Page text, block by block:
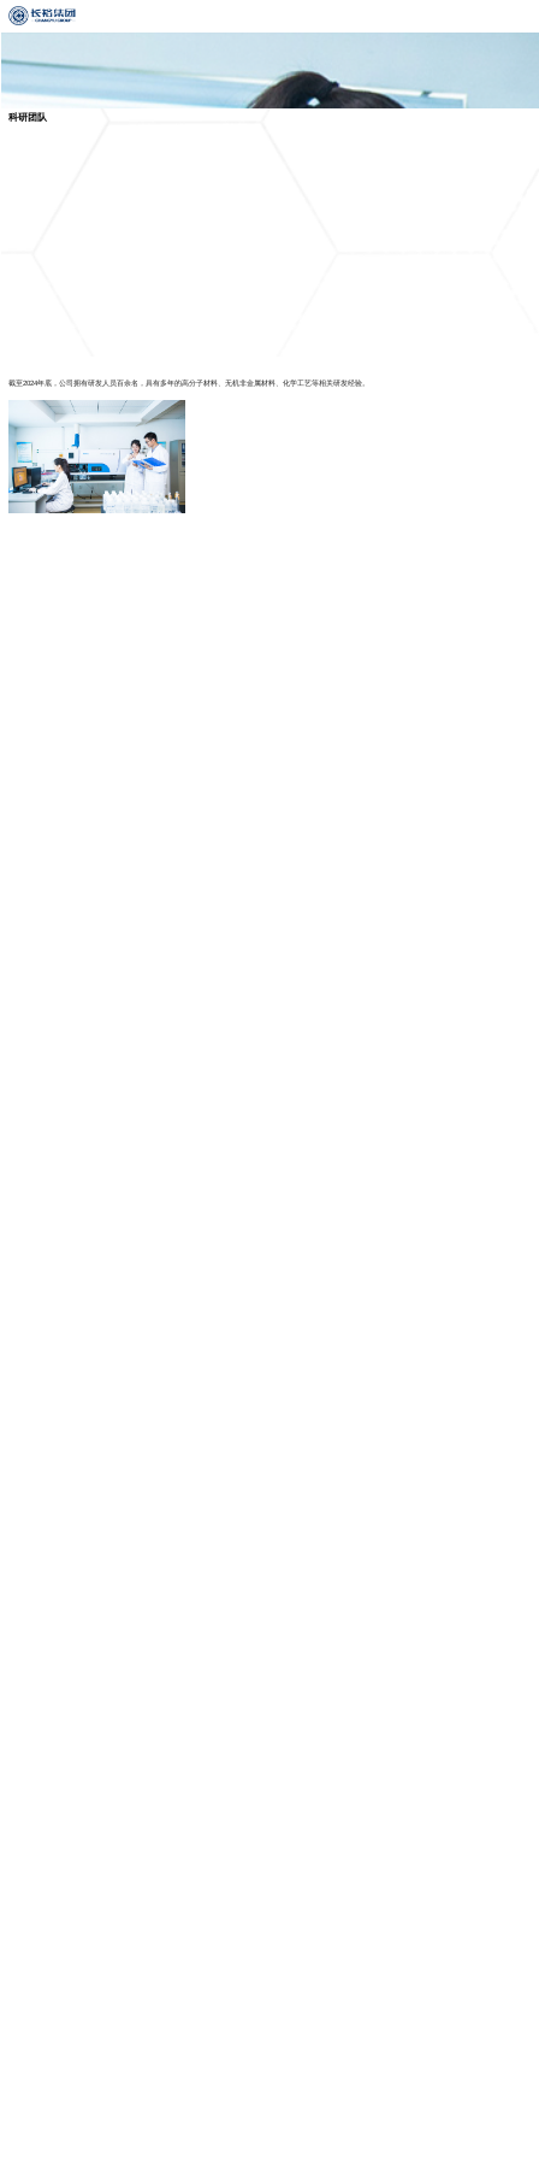
科研团队
截至2024年底，公司拥有研发人员百余名，具有多年的高分子材料、无机非金属材料、化学工艺等相关研发经验。